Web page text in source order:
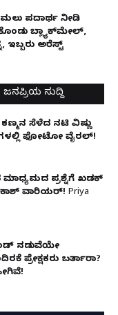
ಪದಾರ್ಥ ನೀಡಿ
ಬ್ಲ್ಯಾಕ್‌ಮೇಲ್,
ಇಬ್ಬರು ಅರೆಸ್ಟ್
ಜನಪ್ರಿಯ ಸುದ್ದಿ
ಸೆಳೆದ ನಟಿ ವಿಷ್ಣು
ಫೋಟೋ ವೈರಲ್!
ಪ್ರಶ್ನೆಗೆ ಖಡಕ್
ವಾರಿಯರ್! Priya
ನಡುವೆಯೇ
ಪ್ರೇಕ್ಷಕರು ಬರ್ತಾರಾ?